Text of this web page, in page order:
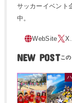
サッカーイベント
中。
NEW POST